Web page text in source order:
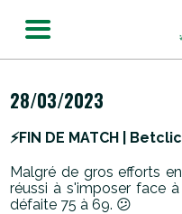
28/03/2023
⚡️FIN DE MATCH |
Malgré de gros efforts
réussi à s'imposer face
défaite 75 à 69. 😕